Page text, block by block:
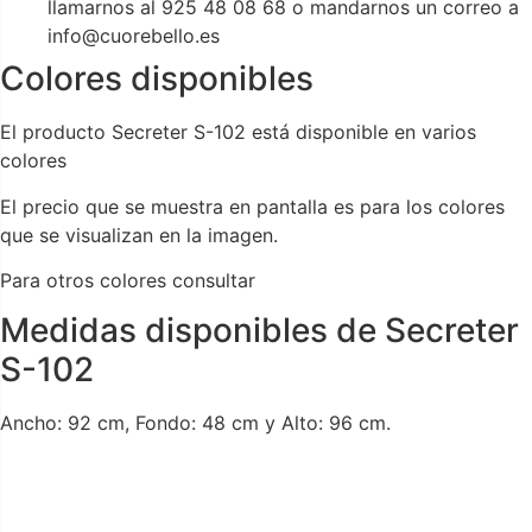
llamarnos al 925 48 08 68 o mandarnos un correo a
info@cuorebello.es
Colores disponibles
El producto Secreter S-102 está disponible en varios
colores
El precio que se muestra en pantalla es para los colores
que se visualizan en la imagen.
Para otros colores consultar
Medidas disponibles de Secreter
S-102
Ancho: 92 cm, Fondo: 48 cm y Alto: 96 cm.